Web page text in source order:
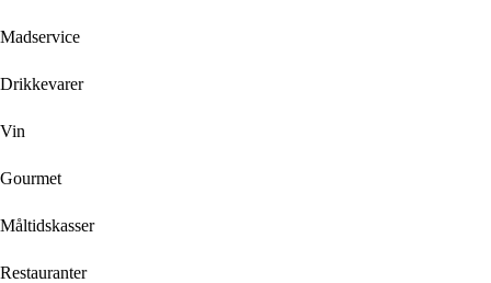
Madservice
Drikkevarer
Vin
Gourmet
Måltidskasser
Restauranter